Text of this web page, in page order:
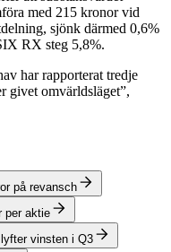
med 215 kronor vid
sjönk därmed 0,6%
RX steg 5,8%.
har rapporterat tredje
givet omvärldsläget”,
på revansch
per aktie
vinsten i Q3